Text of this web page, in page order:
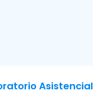
Asistencial